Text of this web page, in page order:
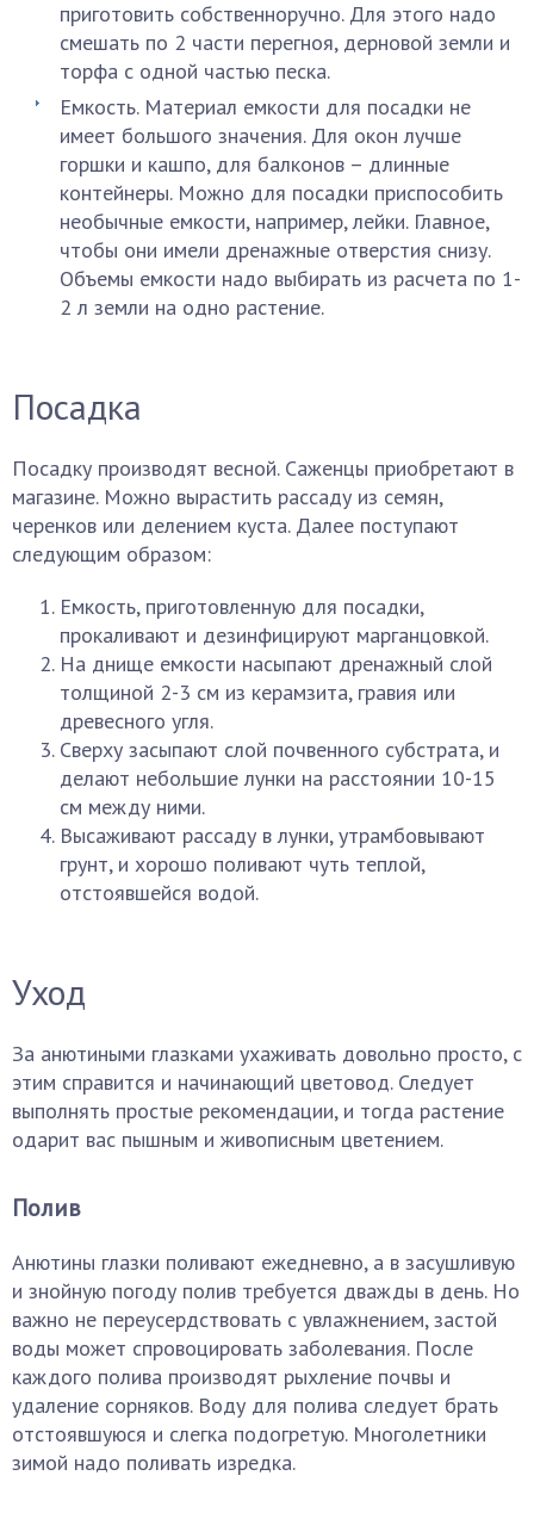
приготовить собственноручно. Для этого надо
смешать по 2 части перегноя, дерновой земли и
торфа с одной частью песка.
Емкость. Материал емкости для посадки не
имеет большого значения. Для окон лучше
горшки и кашпо, для балконов – длинные
контейнеры. Можно для посадки приспособить
необычные емкости, например, лейки. Главное,
чтобы они имели дренажные отверстия снизу.
Объемы емкости надо выбирать из расчета по 1-
2 л земли на одно растение.
Посадка
Посадку производят весной. Саженцы приобретают в
магазине. Можно вырастить рассаду из семян,
черенков или делением куста. Далее поступают
следующим образом:
Емкость, приготовленную для посадки,
прокаливают и дезинфицируют марганцовкой.
На днище емкости насыпают дренажный слой
толщиной 2-3 см из керамзита, гравия или
древесного угля.
Сверху засыпают слой почвенного субстрата, и
делают небольшие лунки на расстоянии 10-15
см между ними.
Высаживают рассаду в лунки, утрамбовывают
грунт, и хорошо поливают чуть теплой,
отстоявшейся водой.
Уход
За анютиными глазками ухаживать довольно просто, с
этим справится и начинающий цветовод. Следует
выполнять простые рекомендации, и тогда растение
одарит вас пышным и живописным цветением.
Полив
Анютины глазки поливают ежедневно, а в засушливую
и знойную погоду полив требуется дважды в день. Но
важно не переусердствовать с увлажнением, застой
воды может спровоцировать заболевания. После
каждого полива производят рыхление почвы и
удаление сорняков. Воду для полива следует брать
отстоявшуюся и слегка подогретую. Многолетники
зимой надо поливать изредка.